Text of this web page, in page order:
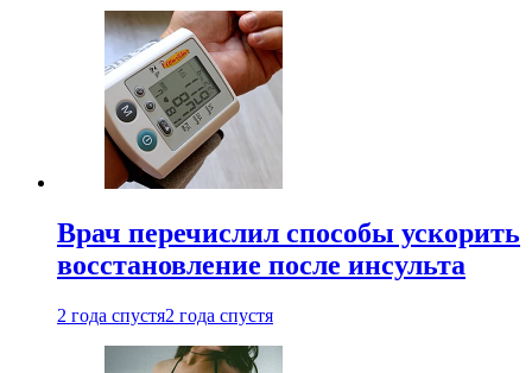
Врач перечислил способы ускорить
восстановление после инсульта
2 года спустя2 года спустя